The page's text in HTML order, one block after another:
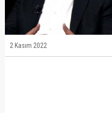
2 Kasım 2022